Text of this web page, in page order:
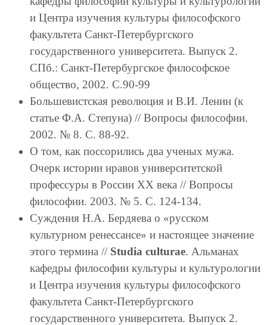
и Центра изучения культуры философского
факультета Санкт-Петербургского
государственного университета. Выпуск 2.
СПб.: Санкт-Петербургское философское
общество, 2002. С.90-99
Большевистская революция и В.И. Ленин (к
статье Ф.А. Степуна) // Вопросы философии.
2002. № 8. С. 88-92.
О том, как поссорились два ученых мужа.
Очерк истории нравов университетской
профессуры в России XX века // Вопросы
философии. 2003. № 5. С. 124-134.
Суждения Н.А. Бердяева о «русском
культурном ренессансе» и настоящее значение
этого термина // Studia culturae. Альманах
кафедры философии культуры и культурологии
и Центра изучения культуры философского
факультета Санкт-Петербургского
государственного университета. Выпуск 2.